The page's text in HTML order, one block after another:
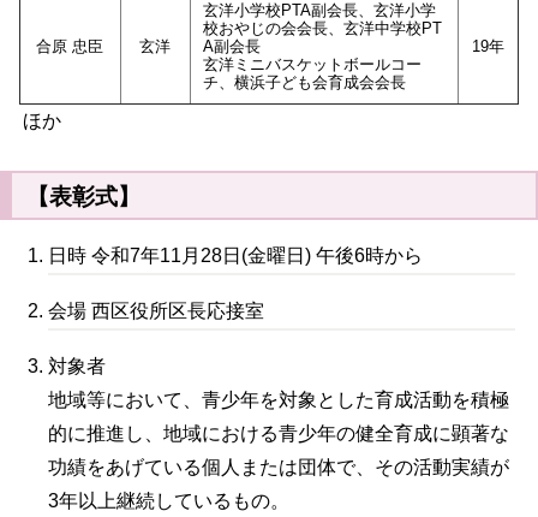
合原 忠臣 玄洋
玄洋小学校PTA副会長、玄洋小学
校おやじの会会長、玄洋中学校PT
A副会長
玄洋ミニバスケットボールコー
チ、横浜子ども会育成会会長
19年
ほか
【表彰式】
日時 令和7年11月28日(金曜日) 午後6時から
会場 西区役所区長応接室
対象者
地域等において、青少年を対象とした育成活動を積極
的に推進し、地域における青少年の健全育成に顕著な
功績をあげている個人または団体で、その活動実績が
3年以上継続しているもの。